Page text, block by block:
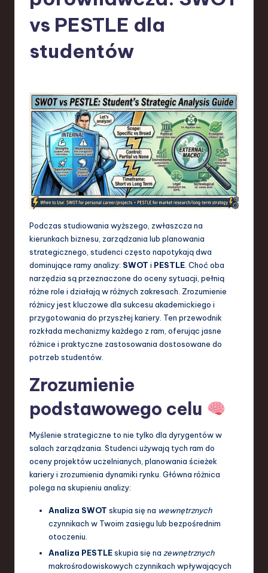
d
in
S
o
w
T
vs PESTLE dla
studentów
Podczas studiowania wyższego, zwłaszcza na
kierunkach biznesu, zarządzania lub planowania
strategicznego, studenci często napotykają dwa
dominujące ramy analizy: SWOT i PESTLE . Choć oba
narzędzia są przeznaczone do oceny sytuacji, pełnią
różne role i działają w różnych zakresach. Zrozumienie
różnicy jest kluczowe dla sukcesu akademickiego i
przygotowania do przyszłej kariery. Ten przewodnik
rozkłada mechanizmy każdego z ram, oferując jasne
różnice i praktyczne zastosowania dostosowane do
potrzeb studentów.
Zrozumienie
podstawowego celu
Myślenie strategiczne to nie tylko dla dyrygentów w
salach zarządzania. Studenci używają tych ram do
oceny projektów uczelnianych, planowania ścieżek
kariery i zrozumienia dynamiki rynku. Główna różnica
polega na skupieniu analizy:
Analiza SWOT skupia się na wewnętrznych
czynnikach w Twoim zasięgu lub bezpośrednim
otoczeniu.
Analiza PESTLEskupia się na zewnętrznych
makrośrodowiskowych czynnikach wpływających